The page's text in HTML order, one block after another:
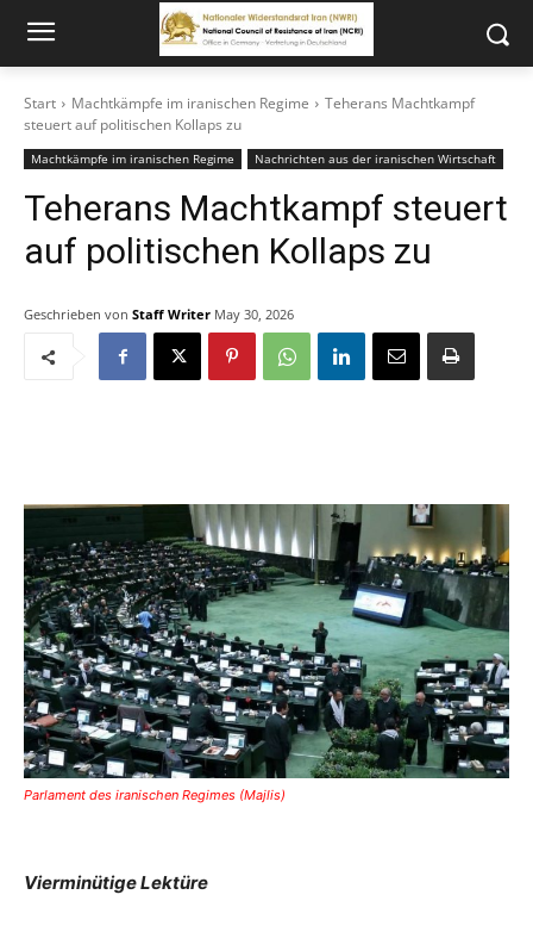
Start Machtkämpfe im iranischen Regime
Teherans Machtkampf
steuert auf politischen Kollaps zu
Machtkämpfe im iranischen Regime Nachrichten aus der iranischen Wirtschaft
Teherans Machtkampf steuert
auf politischen Kollaps zu
Geschrieben von Staff Writer May 30, 2026
Parlament des iranischen Regimes (Majlis)
Vierminütige Lektüre